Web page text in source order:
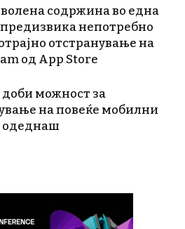
содржина во една
непотребно
отстранување на
од App Store
можност за
на повеќе мобилни
одеднаш